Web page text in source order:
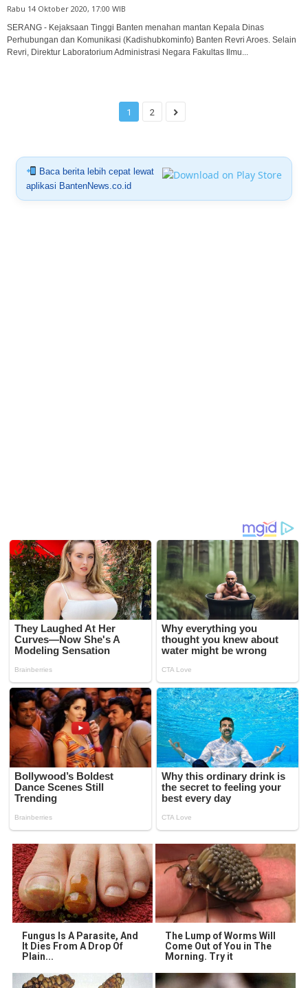
Rabu 14 Oktober 2020, 17:00 WIB
SERANG - Kejaksaan Tinggi Banten menahan mantan Kepala Dinas
Perhubungan dan Komunikasi (Kadishubkominfo) Banten Revri Aroes. Selain
Revri, Direktur Laboratorium Administrasi Negara Fakultas Ilmu...
1 2
Baca berita lebih cepat lewat
aplikasi BantenNews.co.id
Fungus Is A Parasite, And
It Dies From A Drop Of
Plain...
The Lump of Worms Will
Come Out of You in The
Morning. Try it